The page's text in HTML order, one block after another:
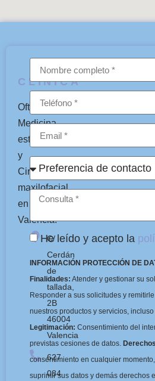
CLÍNICA
Oftalmología,
Medicina
estética
y
Cirugía
maxilofacial
en
Valencia.
C/
Cerdán
de
tallada,
2B
46004
Valencia
627
084
He leído y acepto la
INFORMACIÓN PROTECCIÓN DE
Finalidades: Atender y gestionar su
Responder a sus solicitudes y
nuestros productos y servicios,
Legitimación: Consentimiento del
previstas cesiones de datos.
consentimiento en cualquier
suprimir sus datos y demás derechos